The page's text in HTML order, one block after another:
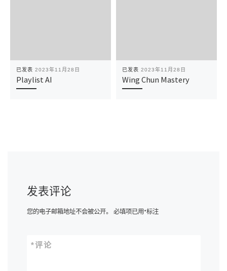
已发表 2023年11月28日
Playlist AI
已发表 2023年11月28日
Wing Chun Mastery
发表评论
您的电子邮箱地址不会被公开。 必填项已用*标注
评论
*